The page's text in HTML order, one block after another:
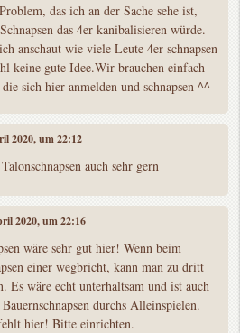
das ich an der Sache sehe ist,
das 4er kanibalisieren würde.
anschaut wie viele Leute 4er schnapsen
keine gute Idee.Wir brauchen einfach
sich hier anmelden und schnapsen ^^
2020, um 22:12
auch sehr gern
2020, um 22:16
wäre sehr gut hier! Wenn beim
einer wegbricht, kann man zu dritt
Es wäre echt unterhaltsam und ist auch
durchs Alleinspielen.
hier! Bitte einrichten.